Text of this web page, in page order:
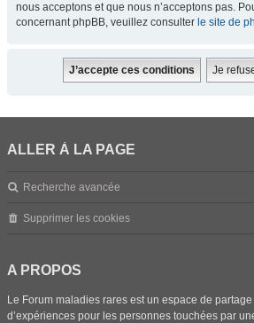
nous acceptons et que nous n’acceptons pas.
concernant phpBB, veuillez consulter le site de
ALLER À LA PAGE
Recherche avancée
Supprimer les cookies
A PROPOS
Le Forum maladies rares est un espace de partage
d’expériences pour les personnes touchées par